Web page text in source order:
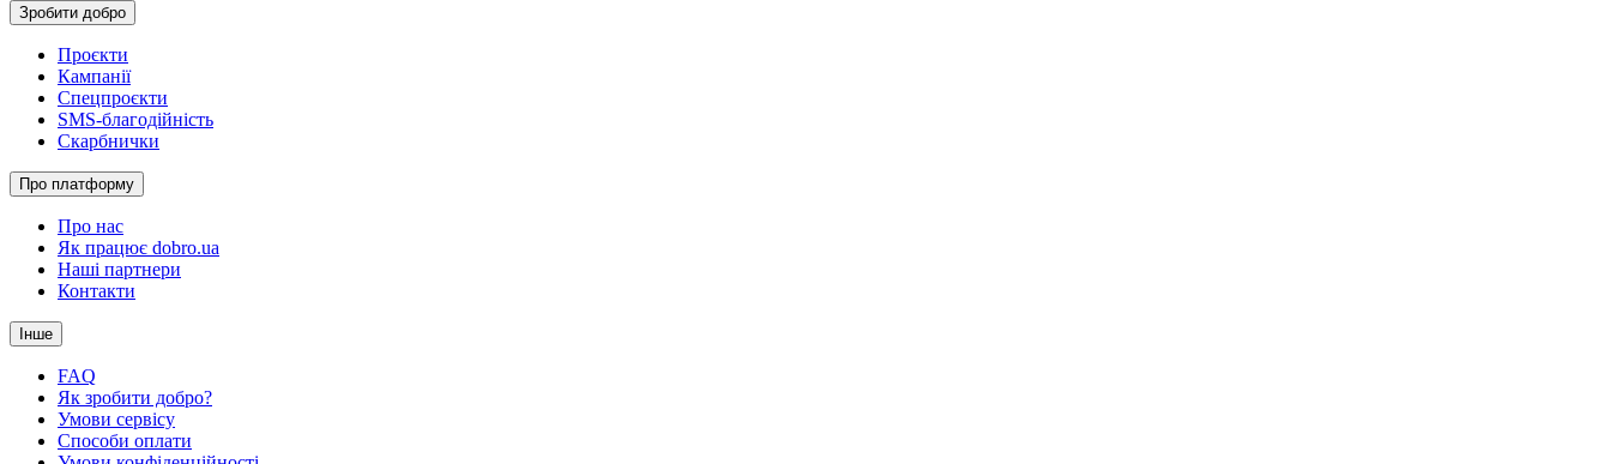
Зробити добро
Проєкти
Кампанії
Спецпроєкти
SMS-благодійність
Скарбнички
Про платформу
Про нас
Як працює dobro.ua
Наші партнери
Контакти
Інше
FAQ
Як зробити добро?
Умови сервісу
Способи оплати